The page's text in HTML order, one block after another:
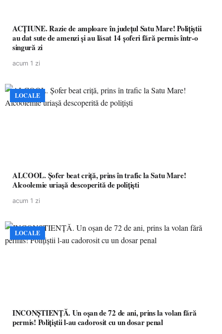
ACȚIUNE. Razie de amploare în județul Satu Mare! Polițiștii
au dat sute de amenzi și au lăsat 14 șoferi fără permis într-o
singură zi
acum 1 zi
LOCALE
ALCOOL. Șofer beat criță, prins în trafic la Satu Mare!
Alcoolemie uriașă descoperită de polițiști
acum 1 zi
LOCALE
INCONȘTIENȚĂ. Un oșan de 72 de ani, prins la volan fără
permis! Polițiștii l-au cadorosit cu un dosar penal